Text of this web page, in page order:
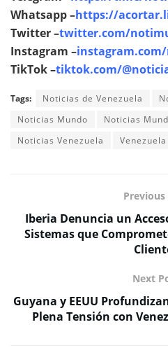
Whatsapp –https://
Twitter –twitter.com/
Instagram –
TikTok –tiktok.com/
Tags: Noticias de Venezuela
Noticias Mundo
Noticias
Noticias Venezuela
Venezuela
Previous
Iberia Denuncia un
Sistemas que
Next
Guyana y EEUU
Plena Tensión con